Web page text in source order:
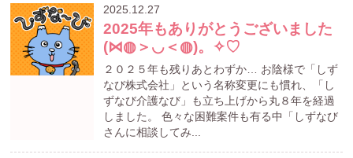
2025.12.27
2025年もありがとうございました
(⋈◍＞◡＜◍)。✧♡
２０２５年も残りあとわずか… お陰様で「しず
なび株式会社」という名称変更にも慣れ、「し
ずなび介護なび」も立ち上げから丸８年を経過
しました。 色々な困難案件も有る中「しずなび
さんに相談してみ...